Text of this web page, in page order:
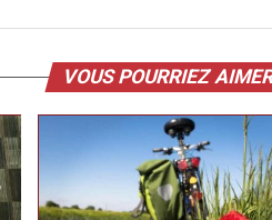
VOUS POURRIEZ